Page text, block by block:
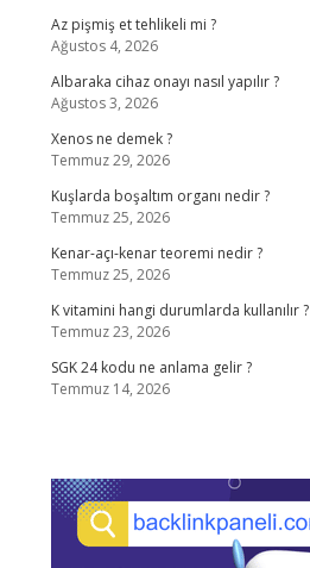
Az pişmiş et tehlikeli mi ?
Ağustos 4, 2026
Albaraka cihaz onayı nasıl yapılır ?
Ağustos 3, 2026
Xenos ne demek ?
Temmuz 29, 2026
Kuşlarda boşaltım organı nedir ?
Temmuz 25, 2026
Kenar-açı-kenar teoremi nedir ?
Temmuz 25, 2026
K vitamini hangi durumlarda kullanılır ?
Temmuz 23, 2026
SGK 24 kodu ne anlama gelir ?
Temmuz 14, 2026